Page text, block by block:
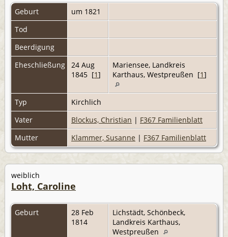
Geburt
um 1821
Tod
Beerdigung
Eheschließung
24 Aug
1845 [1]
Mariensee, Landkreis
Karthaus, Westpreußen [1]
Typ
Kirchlich
Vater
Blockus, Christian | F367 Familienblatt
Mutter
Klammer, Susanne | F367 Familienblatt
weiblich
Loht, Caroline
Geburt
28 Feb
1814
Lichstädt, Schönbeck,
Landkreis Karthaus,
Westpreußen